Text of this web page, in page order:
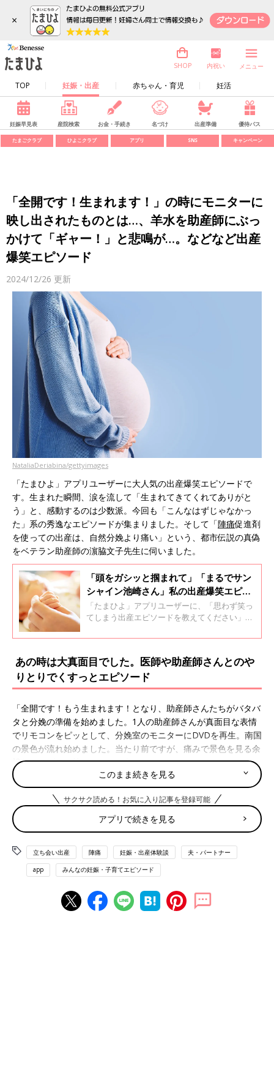
×
TOP 妊娠・出産 赤ちゃん・育児 妊活
SHOP 内祝い メニュー
妊娠早見表 産院検索 お金・手続き 名づけ 出産準備 優待パス
たまごクラブ ひよこクラブ アプリ SNS キャンペーン
「全開です！生まれます！」の時にモニターに
映し出されたものとは…、羊水を助産師にぶっ
かけて「ギャー！」と悲鳴が…。などなど出産
爆笑エピソード
2024/12/26 更新
NataliaDeriabina/gettyimages
「たまひよ」アプリユーザーに大人気の出産爆笑エピソードで
す。生まれた瞬間、涙を流して「生まれてきてくれてありがと
う」と、感動するのは少数派。今回も「こんなはずじゃなかっ
た」系の秀逸なエピソードが集まりました。そして「陣痛促進剤
を使っての出産は、自然分娩より痛い」という、都市伝説の真偽
をベテラン助産師の濵脇文子先生に伺いました。
「頭をガシッと掴まれて」「まるでサン
シャイン池崎さん」私の出産爆笑エピソ
ード。出産を快楽に変える⁉ なぞのホ
ルモン「エンドルフィン」に迫る
「たまひよ」アプリユーザーに、「思わず笑っ
てしまう出産エピソードを教えてください」
きました。また「陣痛が遠のくタイミングが好
と！」と、ベテラン助産師の濵脇先生。その真
相を解説します。
あの時は大真面目でした。医師や助産師さんとのや
りとりでくすっとエピソード
「全開です！もう生まれます！となり、助産師さんたちがバタバ
タと分娩の準備を始めました。1人の助産師さんが真面目な表情
でリモコンをピッとして、分娩室のモニターにDVDを再生。南国
の景色が流れ始めました。当たり前ですが、痛みで景色を見る余
裕なんてゼロ（笑）」（しょうママ）
「子宮口全開となり分娩室へ。陣痛ピークの痛みに耐えるなか、
助産師さんが『好きなアーティストありますか？CDかけますよ
♪』と。リラックスしてお産に臨めるようにという配慮ですが、
それどころじゃなーい！」（たきしゃん）
「破水から子宮口全開までが早過ぎて、分娩室の準備ができてお
らず助産師さんに『ちょっと待って』と、言われるほどでした。
『どこからの半分？なんの半分？』と、プチパニックに。『あと
2回くらいで生まれるよ』と言われ『もう半分出てるってこ
このまま続きを見る
サクサク読める！お気に入り記事を登録可能
アプリで続きを見る
立ち会い出産 陣痛 妊娠・出産体験談 夫・パートナー
app みんなの妊娠・子育てエピソード